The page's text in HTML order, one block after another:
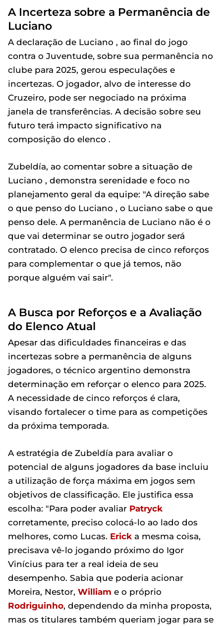
A Incerteza sobre a Permanência de
Luciano
A declaração de Luciano , ao final do jogo
contra o Juventude, sobre sua permanência no
clube para 2025, gerou especulações e
incertezas. O jogador, alvo de interesse do
Cruzeiro, pode ser negociado na próxima
janela de transferências. A decisão sobre seu
futuro terá impacto significativo na
composição do elenco .
Zubeldía, ao comentar sobre a situação de
Luciano , demonstra serenidade e foco no
planejamento geral da equipe: "A direção sabe
o que penso do Luciano , o Luciano sabe o que
penso dele. A permanência de Luciano não é o
que vai determinar se outro jogador será
contratado. O elenco precisa de cinco reforços
para complementar o que já temos, não
porque alguém vai sair".
A Busca por Reforços e a Avaliação
do Elenco Atual
Apesar das dificuldades financeiras e das
incertezas sobre a permanência de alguns
jogadores, o técnico argentino demonstra
determinação em reforçar o elenco para 2025.
A necessidade de cinco reforços é clara,
visando fortalecer o time para as competições
da próxima temporada.
A estratégia de Zubeldía para avaliar o
potencial de alguns jogadores da base incluiu
a utilização de força máxima em jogos sem
objetivos de classificação. Ele justifica essa
escolha: "Para poder avaliar Patryck
corretamente, preciso colocá-lo ao lado dos
melhores, como Lucas. Erick a mesma coisa,
precisava vê-lo jogando próximo do Igor
Vinícius para ter a real ideia de seu
desempenho. Sabia que poderia acionar
Moreira, Nestor, William e o próprio
Rodriguinho, dependendo da minha proposta,
mas os titulares também queriam jogar para se